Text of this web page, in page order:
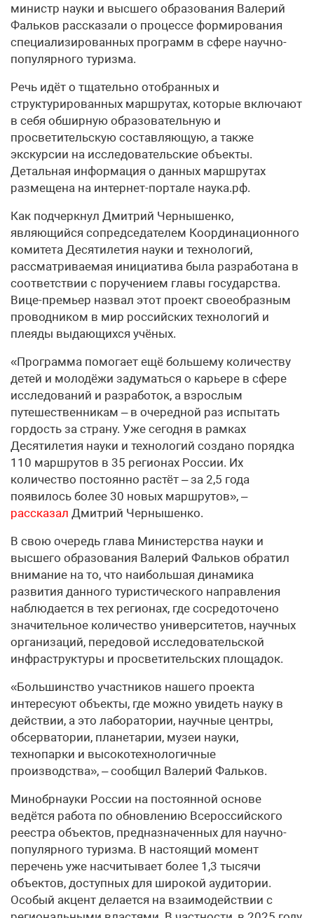
министр науки и высшего образования Валерий
Фальков рассказали о процессе формирования
специализированных программ в сфере научно-
популярного туризма.
Речь идёт о тщательно отобранных и
структурированных маршрутах, которые включают
в себя обширную образовательную и
просветительскую составляющую, а также
экскурсии на исследовательские объекты.
Детальная информация о данных маршрутах
размещена на интернет-портале наука.рф.
Как подчеркнул Дмитрий Чернышенко,
являющийся сопредседателем Координационного
комитета Десятилетия науки и технологий,
рассматриваемая инициатива была разработана в
соответствии с поручением главы государства.
Вице-премьер назвал этот проект своеобразным
проводником в мир российских технологий и
плеяды выдающихся учёных.
«Программа помогает ещё большему количеству
детей и молодёжи задуматься о карьере в сфере
исследований и разработок, а взрослым
путешественникам – в очередной раз испытать
гордость за страну. Уже сегодня в рамках
Десятилетия науки и технологий создано порядка
110 маршрутов в 35 регионах России. Их
количество постоянно растёт – за 2,5 года
появилось более 30 новых маршрутов», –
рассказал Дмитрий Чернышенко.
В свою очередь глава Министерства науки и
высшего образования Валерий Фальков обратил
внимание на то, что наибольшая динамика
развития данного туристического направления
наблюдается в тех регионах, где сосредоточено
значительное количество университетов, научных
организаций, передовой исследовательской
инфраструктуры и просветительских площадок.
«Большинство участников нашего проекта
интересуют объекты, где можно увидеть науку в
действии, а это лаборатории, научные центры,
обсерватории, планетарии, музеи науки,
технопарки и высокотехнологичные
производства», – сообщил Валерий Фальков.
Минобрнауки России на постоянной основе
ведётся работа по обновлению Всероссийского
реестра объектов, предназначенных для научно-
популярного туризма. В настоящий момент
перечень уже насчитывает более 1,3 тысячи
объектов, доступных для широкой аудитории.
Особый акцент делается на взаимодействии с